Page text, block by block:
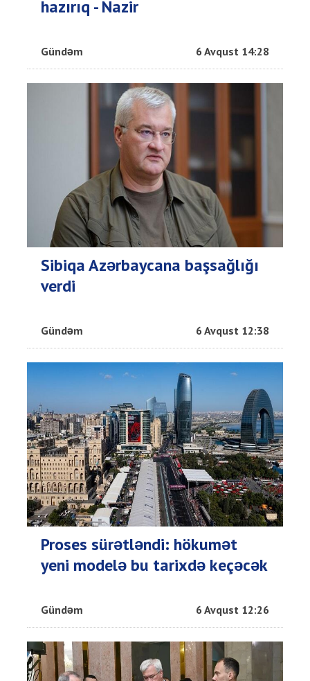
hazırıq - Nazir
Gündəm 6 Avqust 14:28
Sibiqa Azərbaycana başsağlığı
verdi
Gündəm 6 Avqust 12:38
Proses sürətləndi: hökumət
yeni modelə bu tarixdə keçəcək
Gündəm 6 Avqust 12:26